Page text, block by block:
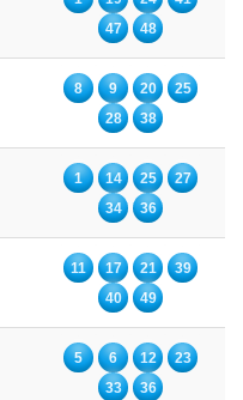
47
48
8 9 20
25
28
38
1 14 25
27
34
36
11 17 21
39
40
49
5 6 12
23
33
36